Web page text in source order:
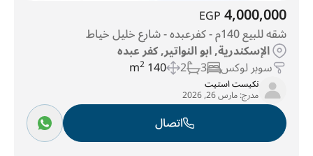
4,000,000
EGP
شقه للبيع 140م - كفرعبده - شارع خليل خياط
الإسكندرية, ابو النواتير, كفر عبده
سوبر لوكس 3
2
140 m
2
نكيست استيت
مدرج:مارس 26, 2026
اتصال